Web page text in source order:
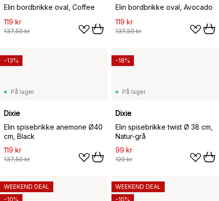
Elin bordbrikke oval, Coffee
119 kr
137,50 kr
Elin bordbrikke oval, Avocado
119 kr
137,50 kr
På lager
Dixie
Elin spisebrikke anemone Ø40
cm, Black
119 kr
137,50 kr
-13%
På lager
Dixie
Elin spisebrikke twist Ø 38 cm,
Natur-grå
99 kr
120 kr
-18%
WEEKEND DEAL
-10%
WEEKEND DEAL
-10%